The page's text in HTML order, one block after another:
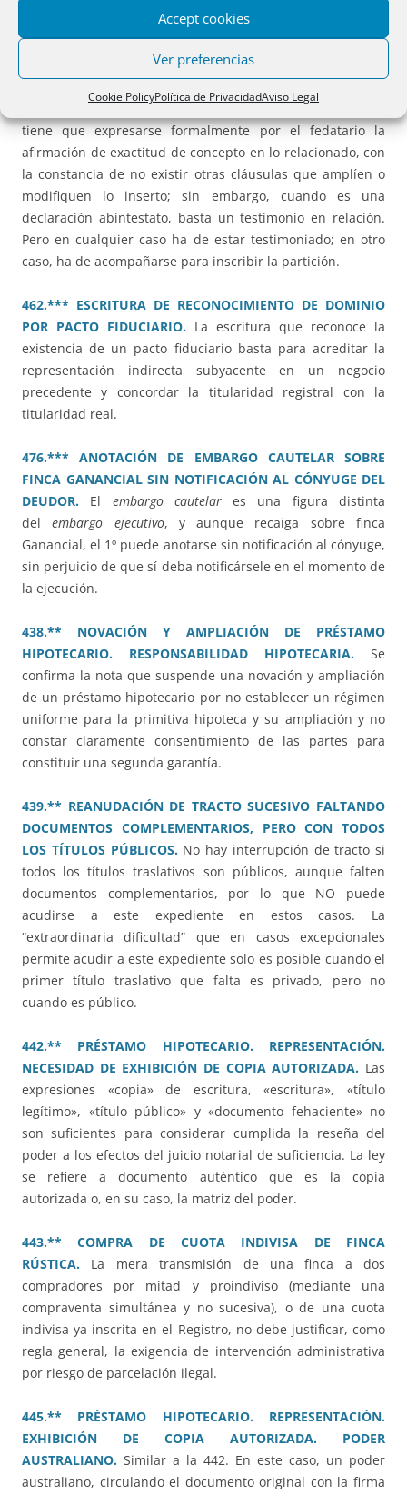
Accept cookies
Ver preferencias
Cookie PolicyPolítica de PrivacidadAviso Legal
461.*** DECLARACION DE HEREDEROS ABINTESTATO:
TESTIMONIO EN RELACION.
Cuando el título de la
testimoniarse íntegro, o relacionarse en la partición, pero
tiene que expresarse formalmente por el fedatario la
afirmación de exactitud de concepto en lo relacionado, con
la constancia de no existir otras cláusulas que amplíen o
modifiquen lo inserto; sin embargo, cuando es una
declaración abintestato, basta un testimonio en relación.
Pero en cualquier caso ha de estar testimoniado; en otro
caso, ha de acompañarse para inscribir la partición.
462.*** ESCRITURA DE RECONOCIMIENTO DE DOMINIO
POR PACTO FIDUCIARIO. La escritura que reconoce la
existencia de un pacto fiduciario basta para acreditar la
representación indirecta subyacente en un negocio
precedente y concordar la titularidad registral con la
titularidad real.
476.*** ANOTACIÓN DE EMBARGO CAUTELAR SOBRE
FINCA GANANCIAL SIN NOTIFICACIÓN AL CÓNYUGE DEL
DEUDOR. El embargo cautelares una figura distinta
del embargo ejecutivo, y aunque recaiga sobre finca
Ganancial, el 1º puede anotarse sin notificación al cónyuge,
sin perjuicio de que sí deba notificársele en el momento de
la ejecución.
438.** NOVACIÓN Y AMPLIACIÓN DE PRÉSTAMO
HIPOTECARIO. RESPONSABILIDAD HIPOTECARIA.
Se
confirma la nota que suspende una novación y ampliación
de un préstamo hipotecario por no establecer un régimen
uniforme para la primitiva hipoteca y su ampliación y no
constar claramente consentimiento de las partes para
constituir una segunda garantía.
439.** REANUDACIÓN DE TRACTO SUCESIVO FALTANDO
DOCUMENTOS COMPLEMENTARIOS, PERO CON TODOS
LOS TÍTULOS PÚBLICOS.No hay interrupción de tracto si
todos los títulos traslativos son públicos, aunque falten
documentos complementarios, por lo que NO puede
acudirse a este expediente en estos casos. La
“extraordinaria dificultad” que en casos excepcionales
permite acudir a este expediente solo es posible cuando el
primer título traslativo que falta es privado, pero no
cuando es público.
442.** PRÉSTAMO HIPOTECARIO. REPRESENTACIÓN.
NECESIDAD DE EXHIBICIÓN DE COPIA AUTORIZADA. Las
expresiones «copia» de escritura, «escritura», «título
legítimo», «título público» y «documento fehaciente» no
son suficientes para considerar cumplida la reseña del
poder a los efectos del juicio notarial de suficiencia. La ley
se refiere a documento auténtico que es la copia
autorizada o, en su caso, la matriz del poder.
443.** COMPRA DE CUOTA INDIVISA DE FINCA
RÚSTICA.
La mera transmisión de una finca a dos
compradores por mitad y proindiviso (mediante una
compraventa simultánea y no sucesiva), o de una cuota
indivisa ya inscrita en el Registro, no debe justificar, como
regla general, la exigencia de intervención administrativa
por riesgo de parcelación ilegal.
445.** PRÉSTAMO HIPOTECARIO. REPRESENTACIÓN.
EXHIBICIÓN DE COPIA AUTORIZADA. PODER
AUSTRALIANO. Similar a la 442. En este caso, un poder
australiano, circulando el documento original con la firma